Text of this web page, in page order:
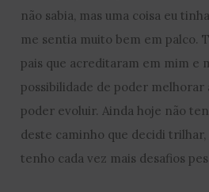
não sabia, mas uma coisa eu
me sentia muito bem em palco.
pais que acreditaram em mim e
possibilidade de poder melhorar
poder evoluir. Ainda hoje não
deste caminho que decidi
tenho cada vez mais desafios